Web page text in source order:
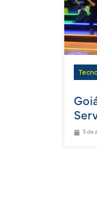
5 de